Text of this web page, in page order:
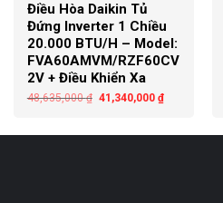
Điều Hòa Daikin Tủ
Đứng Inverter 1 Chiều
20.000 BTU/H – Model:
FVA60AMVM/RZF60CV
2V + Điều Khiển Xa
48,635,000₫ 41,340,000₫